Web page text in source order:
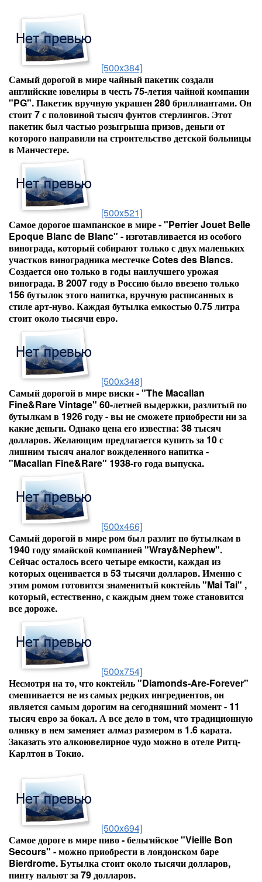
[500x384]
Самый дорогой в мире чайный пакетик создали
английские ювелиры в честь 75-летия чайной компании
"PG". Пакетик вручную украшен 280 бриллиантами. Он
стоит 7 с половиной тысяч фунтов стерлингов. Этот
пакетик был частью розыгрыша призов, деньги от
которого направили на строительство детской больницы
в Манчестере.
[500x521]
Самое дорогое шампанское в мире - "Perrier Jouet Belle
Epoque Blanc de Blanc" - изготавливается из особого
винограда, который собирают только с двух маленьких
участков виноградника местечке Cotes des Blancs.
Создается оно только в годы наилучшего урожая
винограда. В 2007 году в Россию было ввезено только
156 бутылок этого напитка, вручную расписанных в
стиле арт-нуво. Каждая бутылка емкостью 0.75 литра
стоит около тысячи евро.
[500x348]
Самый дорогой в мире виски - "The Macallan
Fine&Rare Vintage" 60-летней выдержки, разлитый по
бутылкам в 1926 году - вы не сможете приобрести ни за
какие деньги. Однако цена его известна: 38 тысяч
долларов. Желающим предлагается купить за 10 с
лишним тысяч аналог вожделенного напитка -
"Macallan Fine&Rare" 1938-го года выпуска.
[500x466]
Самый дорогой в мире ром был разлит по бутылкам в
1940 году ямайской компанией "Wray&Nephew".
Сейчас осталось всего четыре емкости, каждая из
которых оценивается в 53 тысячи долларов. Именно с
этим ромом готовится знаменитый коктейль "Mai Tai" ,
который, естественно, с каждым днем тоже становится
все дороже.
[500x754]
Несмотря на то, что коктейль "Diamonds-Are-Forever"
смешивается не из самых редких ингредиентов, он
является самым дорогим на сегодняшний момент - 11
тысяч евро за бокал. А все дело в том, что традиционную
оливку в нем заменяет алмаз размером в 1.6 карата.
Заказать это алкоювелирное чудо можно в отеле Ритц-
Карлтон в Токио.
[500x694]
Самое дороге в мире пиво - бельгийское "Vieille Bon
Secours" - можно приобрести в лондонском баре
Bierdrome. Бутылка стоит около тысячи долларов,
пинту нальют за 79 долларов.